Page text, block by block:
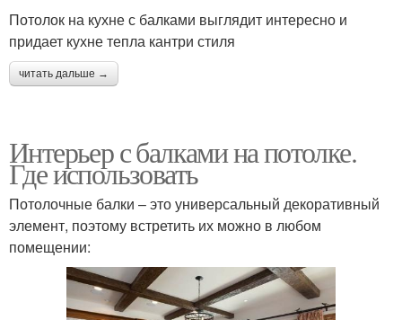
Потолок на кухне с балками выглядит интересно и
придает кухне тепла кантри стиля
читать дальше →
Интерьер с балками на потолке.
Где использовать
Потолочные балки – это универсальный декоративный
элемент, поэтому встретить их можно в любом
помещении: